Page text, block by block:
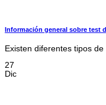
Información general sobre test
Existen diferentes tipos
27
Dic